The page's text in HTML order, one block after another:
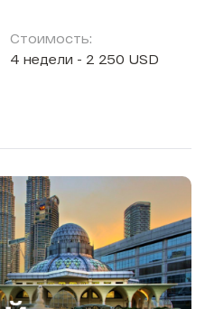
Стоимость:
4 недели - 2 250 USD